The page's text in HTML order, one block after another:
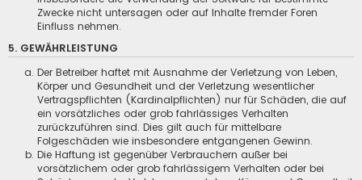
Zwecke nicht untersagen oder auf Inhalte fremder Foren
Einfluss nehmen.
5. GEWÄHRLEISTUNG
Der Betreiber haftet mit Ausnahme der Verletzung von Leben,
Körper und Gesundheit und der Verletzung wesentlicher
Vertragspflichten (Kardinalpflichten) nur für Schäden, die auf
ein vorsätzliches oder grob fahrlässiges Verhalten
zurückzuführen sind. Dies gilt auch für mittelbare
Folgeschäden wie insbesondere entgangenen Gewinn.
Die Haftung ist gegenüber Verbrauchern außer bei
vorsätzlichem oder grob fahrlässigem Verhalten oder bei